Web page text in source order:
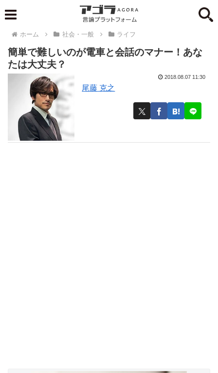
ホーム 社会・一般 ライフ
簡単で難しいのが電車と会話のマナー！あな
たは大丈夫？
尾藤 克之
2018.08.07 11:30